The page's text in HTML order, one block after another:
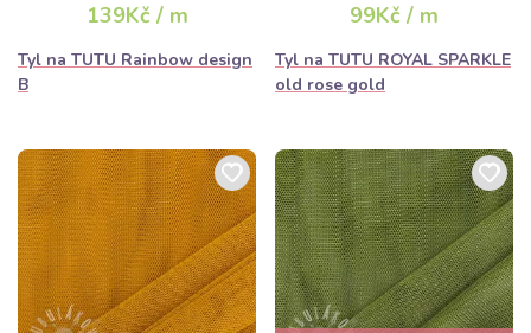
139Kč / m
Tyl na TUTU Rainbow design
B
99Kč / m
Tyl na TUTU ROYAL SPARKLE
old rose gold